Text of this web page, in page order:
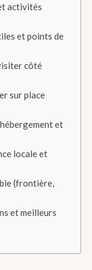
activités
et points de
côté
sur place
et
locale et
(frontière,
et meilleurs